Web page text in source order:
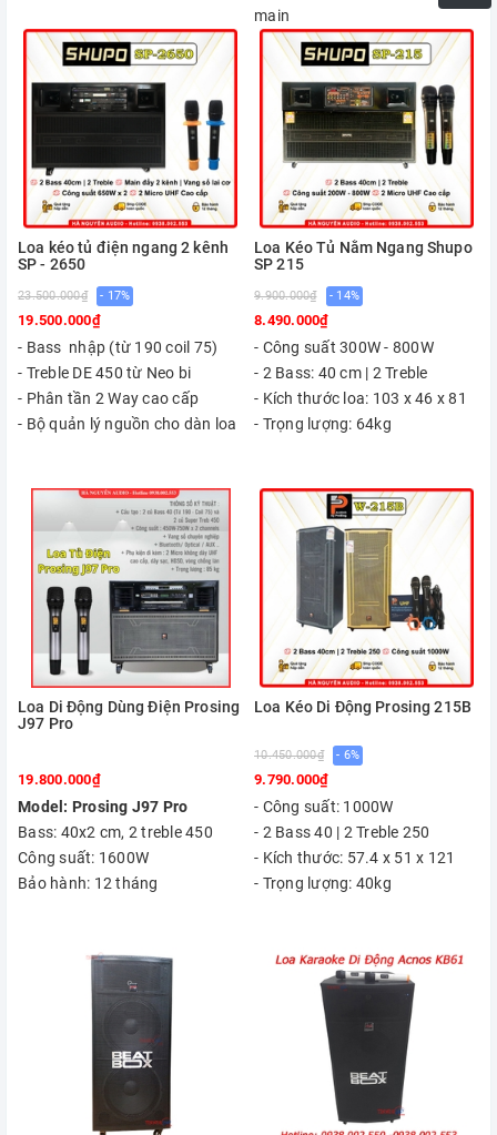
main
Loa kéo tủ điện ngang 2 kênh
SP - 2650
23.500.000₫ - 17%
19.500.000₫
- Bass nhập (từ 190 coil 75)
- Treble DE 450 từ Neo bi
- Phân tần 2 Way cao cấp
- Bộ quản lý nguồn cho dàn loa
Loa Kéo Tủ Nằm Ngang Shupo
SP 215
9.900.000₫ - 14%
8.490.000₫
- Công suất 300W - 800W
- 2 Bass: 40 cm | 2 Treble
- Kích thước loa: 103 x 46 x 81
- Trọng lượng: 64kg
Loa Di Động Dùng Điện Prosing
J97 Pro
19.800.000₫
Model: Prosing J97 Pro
Bass: 40x2 cm, 2 treble 450
Công suất: 1600W
Bảo hành: 12 tháng
Loa Kéo Di Động Prosing 215B
10.450.000₫ - 6%
9.790.000₫
- Công suất: 1000W
- 2 Bass 40 | 2 Treble 250
- Kích thước: 57.4 x 51 x 121
- Trọng lượng: 40kg